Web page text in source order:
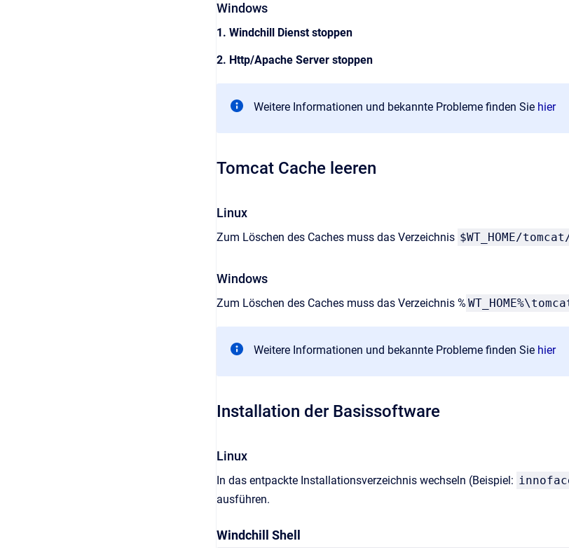
Windows
1. Windchill Dienst stoppen
2. Http/Apache Server stoppen
Weitere Informationen und bekannte Probleme finden Sie hier
Tomcat Cache leeren
Linux
Zum Löschen des Caches muss das Verzeichnis $WT_HOME/
Windows
Zum Löschen des Caches muss das Verzeichnis %
Weitere Informationen und bekannte Probleme finden Sie hier
Installation der Basissoftware
Linux
In das entpackte Installationsverzeichnis wechseln (Beispiel:
ausführen.
Windchill Shell